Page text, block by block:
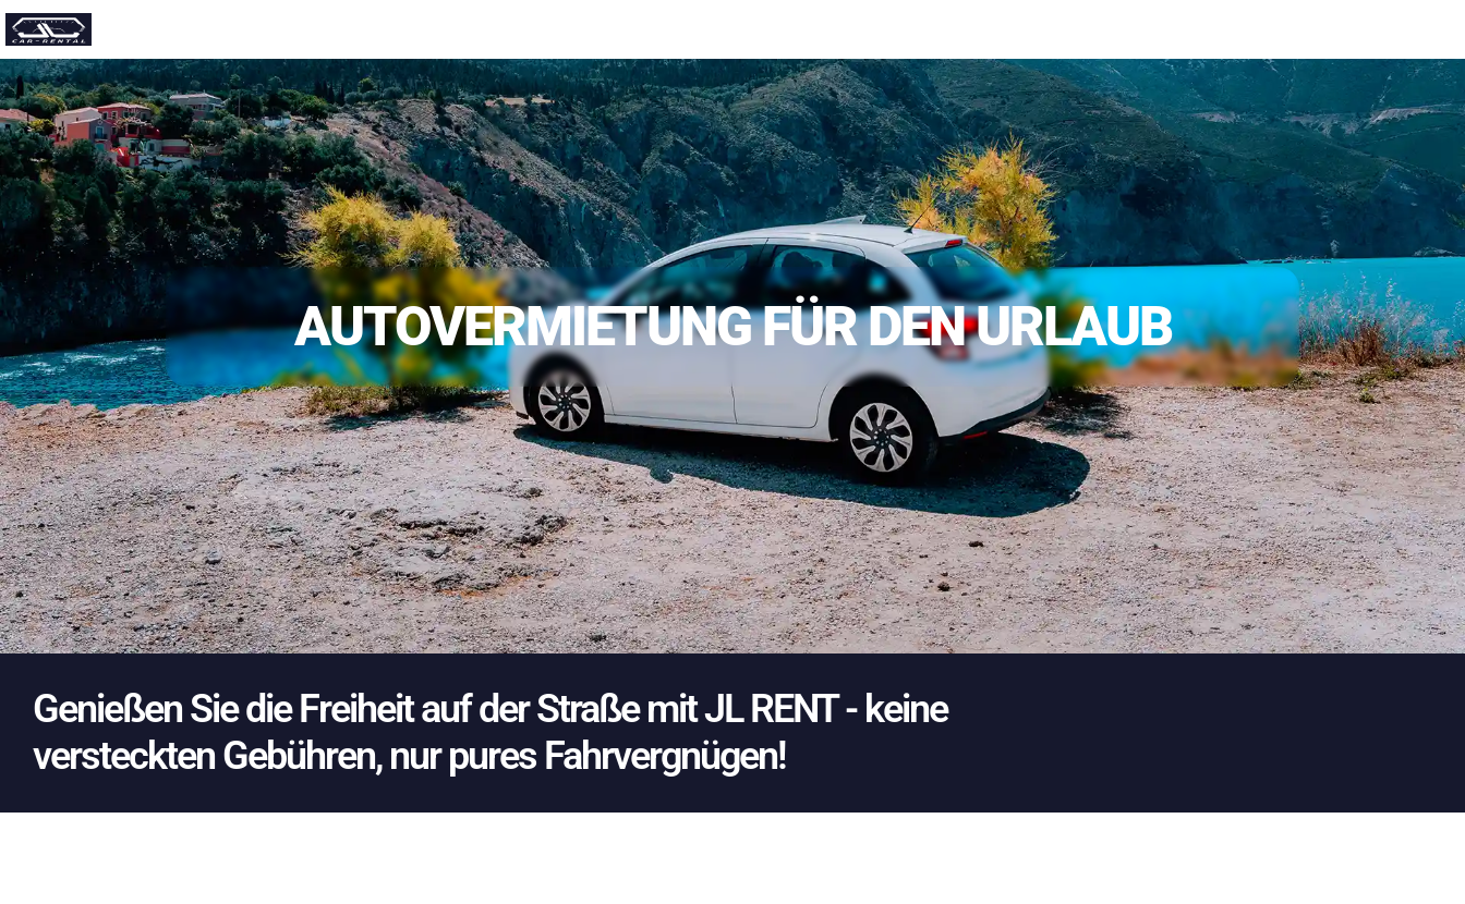
AUTOVERMIETUNG FÜR DEN URLAUB
Genießen Sie die Freiheit auf der Straße mit JL RENT - keine
versteckten Gebühren, nur pures Fahrvergnügen!